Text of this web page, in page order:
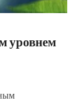
уровнем